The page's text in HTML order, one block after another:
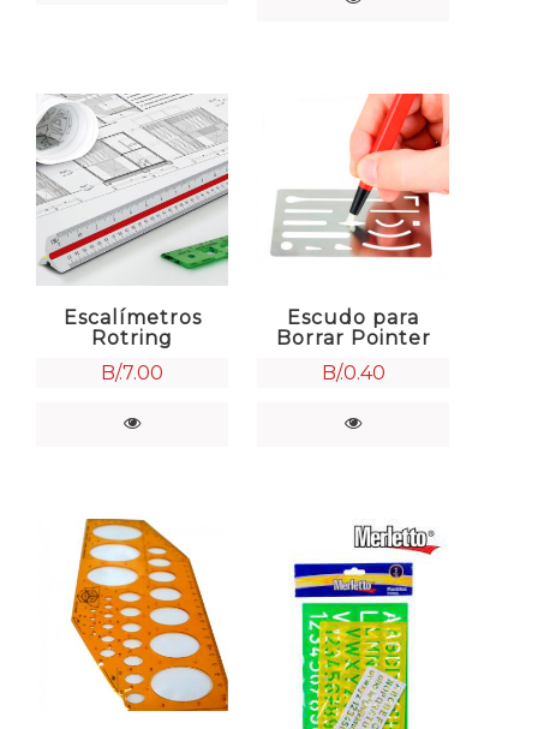
Escalímetros
Rotring
B/.7.00
Escudo para
Borrar Pointer
B/.0.40